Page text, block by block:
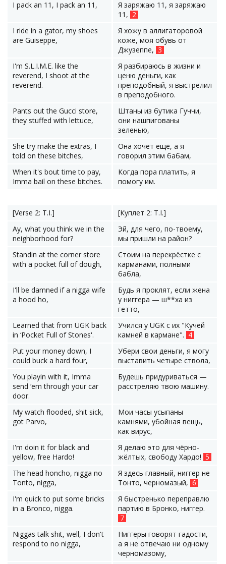
I pack an 11, I pack an 11,
Я заряжаю 11, я заряжаю
11, 2
I ride in a gator, my shoes
are Guiseppe,
Я хожу в аллигаторовой
коже, моя обувь от
Джузеппе, 3
I'm S.L.I.M.E. like the
reverend, I shoot at the
reverend.
Я разбираюсь в жизни и
ценю деньги, как
преподобный, я выстрелил
в преподобного.
Pants out the Gucci store,
they stuffed with lettuce,
Штаны из бутика Гуччи,
они нашпигованы
зеленью,
She try make the extras, I
told on these bitches,
Она хочет ещё, а я
говорил этим бабам,
When it's bout time to pay,
Imma bail on these bitches.
Когда пора платить, я
помогу им.
[Verse 2: T.I.]
[Куплет 2: T.I.]
Ay, what you think we in the
neighborhood for?
Эй, для чего, по-твоему,
мы пришли на район?
Standin at the corner store
with a pocket full of dough,
Стоим на перекрёстке с
карманами, полными
бабла,
I'll be damned if a nigga wife
a hood ho,
Будь я проклят, если жена
у ниггера — ш**ха из
гетто,
Learned that from UGK back
in ‘Pocket Full of Stones'.
Учился у UGK с их "Кучей
камней в кармане". 4
Put your money down, I
could buck a hard four,
Убери свои деньги, я могу
выставить четыре ствола,
You playin with it, Imma
send ‘em through your car
door.
Будешь придуриваться —
расстреляю твою машину.
My watch flooded, shit sick,
got Parvo,
Мои часы усыпаны
камнями, убойная вещь,
как вирус,
I'm doin it for black and
yellow, free Hardo!
Я делаю это для чёрно-
жёлтых, свободу Хардо! 5
The head honcho, nigga no
Tonto, nigga,
Я здесь главный, ниггер не
Тонто, черномазый, 6
I'm quick to put some bricks
in a Bronco, nigga.
Я быстренько переправлю
партию в Бронко, ниггер.
7
Niggas talk shit, well, I don't
respond to no nigga,
Ниггеры говорят гадости,
а я не отвечаю ни одному
черномазому,